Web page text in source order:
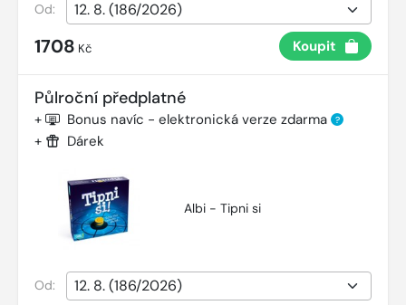
Od:
1708 Kč Koupit
Půlroční předplatné
+ Bonus navíc - elektronická verze zdarma ?
+ Dárek
Albi - Tipni si
Od: